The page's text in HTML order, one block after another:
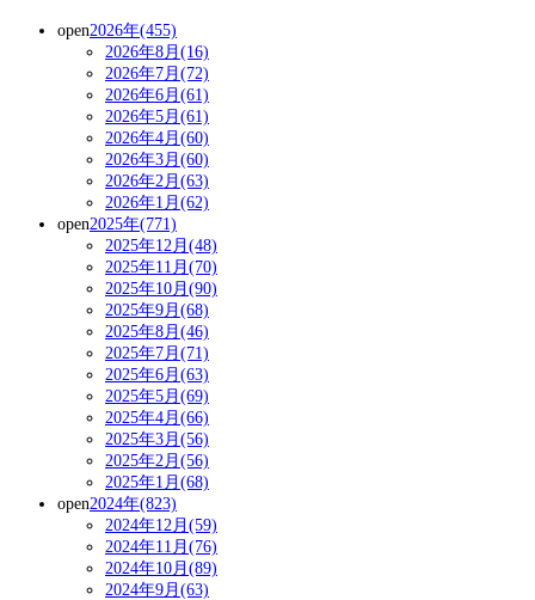
open2026年(455)
2026年8月(16)
2026年7月(72)
2026年6月(61)
2026年5月(61)
2026年4月(60)
2026年3月(60)
2026年2月(63)
2026年1月(62)
open2025年(771)
2025年12月(48)
2025年11月(70)
2025年10月(90)
2025年9月(68)
2025年8月(46)
2025年7月(71)
2025年6月(63)
2025年5月(69)
2025年4月(66)
2025年3月(56)
2025年2月(56)
2025年1月(68)
open2024年(823)
2024年12月(59)
2024年11月(76)
2024年10月(89)
2024年9月(63)